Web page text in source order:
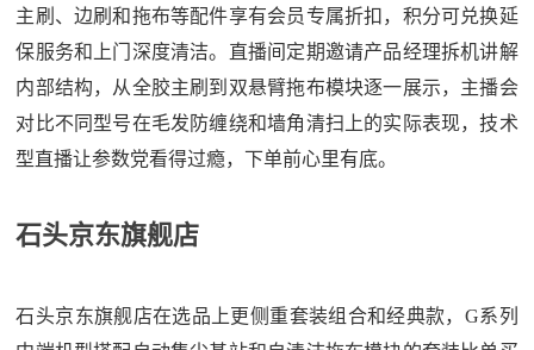
主刷、边刷和拖布等配件享有会员专属折扣，积分可兑换延
保服务和上门深度清洁。直播间定期邀请产品经理拆机讲解
内部结构，从全胶主刷到双悬臂拖布模块逐一展示，主播会
对比不同型号在毛发防缠绕和墙角清扫上的实际表现，技术
型直播让参数党看得过瘾，下单前心里有底。
石头京东旗舰店
石头京东旗舰店在选品上更侧重套装组合和经典款，G系列